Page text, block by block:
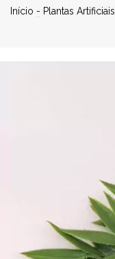
Início - Plantas Artificiais